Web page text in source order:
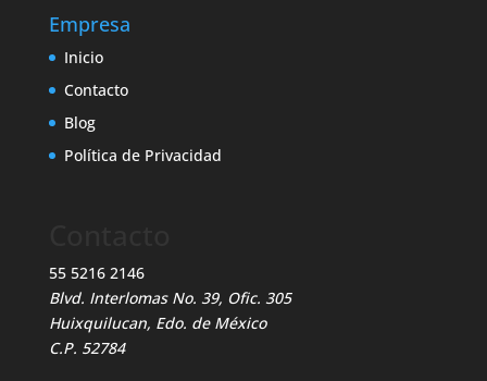
Empresa
Inicio
Contacto
Blog
Política de Privacidad
55 5216 2146
Blvd. Interlomas No. 39, Ofic. 305
Huixquilucan, Edo. de México
C.P. 52784